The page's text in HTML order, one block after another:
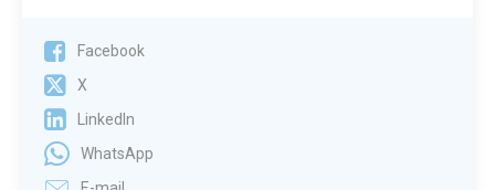
Facebook
X
LinkedIn
WhatsApp